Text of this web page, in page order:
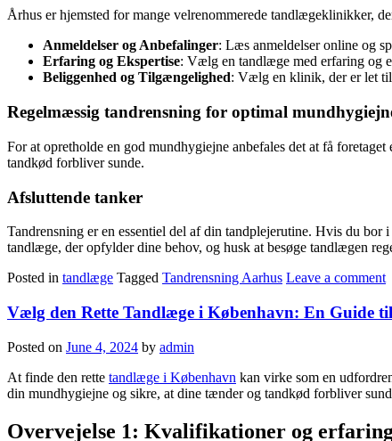
Århus er hjemsted for mange velrenommerede tandlægeklinikker,
Anmeldelser og Anbefalinger: Læs anmeldelser online og
Erfaring og Ekspertise: Vælg en tandlæge med erfaring og
Beliggenhed og Tilgængelighed: Vælg en klinik, der er let
Regelmæssig tandrensning for optimal
For at opretholde en god mundhygiejne anbefales det at få
tandkød forbliver sunde.
Afsluttende tanker
Tandrensning er en essentiel del af din tandplejerutine. Hvis du
tandlæge, der opfylder dine behov, og husk at besøge tandlægen
Posted in tandlæge Tagged Tandrensning Aarhus Leave a comment
Vælg den Rette Tandlæge i København: En Guide
Posted on June 4, 2024 by admin
At finde den rette tandlæge i København kan virke som en
din mundhygiejne og sikre, at dine tænder og tandkød forbliver
Overvejelse 1: Kvalifikationer og